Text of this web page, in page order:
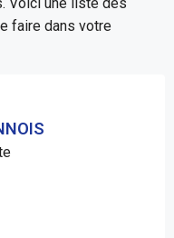
Voici une liste des
faire dans votre